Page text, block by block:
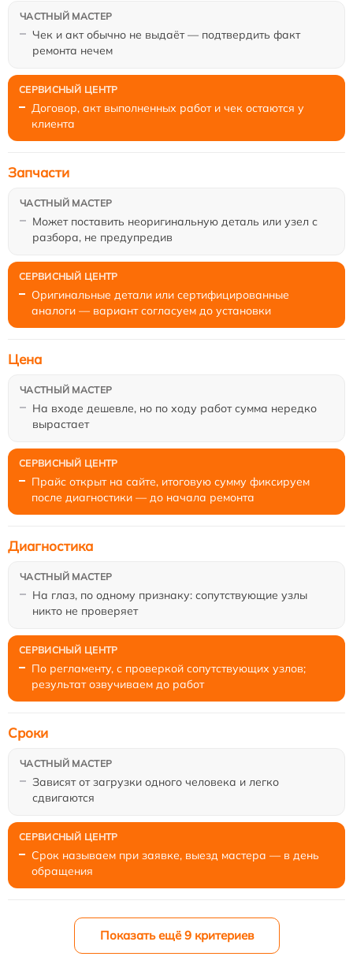
Чек и акт обычно не выдаёт — подтвердить факт
ремонта нечем
Договор, акт выполненных работ и чек остаются у
клиента
Может поставить неоригинальную деталь или узел с
разбора, не предупредив
Запчасти
Оригинальные детали или сертифицированные
аналоги — вариант согласуем до установки
На входе дешевле, но по ходу работ сумма нередко
вырастает
Цена
Прайс открыт на сайте, итоговую сумму фиксируем
после диагностики — до начала ремонта
На глаз, по одному признаку: сопутствующие узлы
никто не проверяет
Диагностика
По регламенту, с проверкой сопутствующих узлов;
результат озвучиваем до работ
Зависят от загрузки одного человека и легко
сдвигаются
Сроки
Срок называем при заявке, выезд мастера — в день
обращения
Показать ещё 9 критериев